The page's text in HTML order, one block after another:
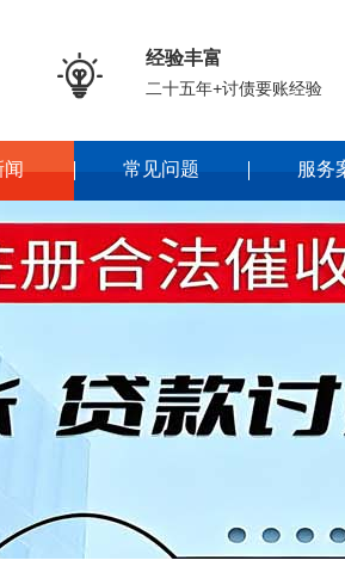
 经验丰富
二十五年+讨债要账经验
闻 常见问题 服务